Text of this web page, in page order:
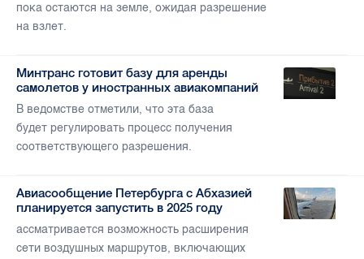
пока остаются на земле, ожидая разрешение
на взлет.
Минтранс готовит базу для аренды
самолетов у иностранных авиакомпаний
В ведомстве отметили, что эта база
будет регулировать процесс получения
соответствующего разрешения.
Авиасообщение Петербурга с Абхазией
планируется запустить в 2025 году
ассматривается возможность расширения
сети воздушных маршрутов, включающих